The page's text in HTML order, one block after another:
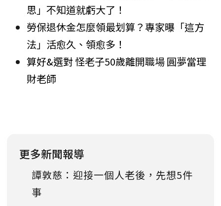
思」不知道就虧大了！
勞保退休金怎麼領最划算？專家曝「這方
法」活愈久、領愈多！
算好&選對 怪老子50歲離開職場 圓夢當理
財老師
更多新聞報導
譚敦慈：迎接一個人老後，先想5件
事